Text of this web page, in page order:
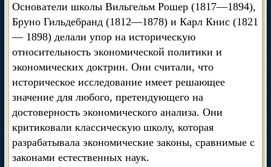
Основатели школы Вильгельм Рошер (1817—1894),
Бруно Гильдебранд (1812—1878) и Карл Книс (1821
— 1898) делали упор на историческую
относительность экономической политики и
экономических доктрин. Они считали, что
историческое исследование имеет решающее
значение для любого, претендующего на
достоверность экономического анализа. Они
критиковали классическую школу, которая
разрабатывала экономические законы, сравнимые с
законами естественных наук.